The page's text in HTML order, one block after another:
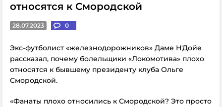
относятся к Смородской
28.07.2023 0
Экс-футболист «железнодорожников» Даме Н'Дойе
рассказал, почему болельщики «Локомотива» плохо
относятся к бывшему президенту клуба Ольге
Смородской.
«Фанаты плохо относились к Смородской? Это просто